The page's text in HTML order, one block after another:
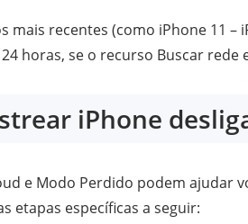
mais recentes (como iPhone 11 –
horas, se o recurso Buscar rede
iPhone
e Modo Perdido podem ajudar
etapas específicas a seguir: